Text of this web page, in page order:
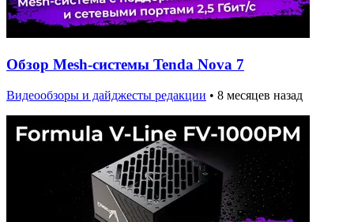
Обзор Mesh-системы Tenda Nova 7
Видеообзоры и дайджесты редакции • 8 месяцев назад